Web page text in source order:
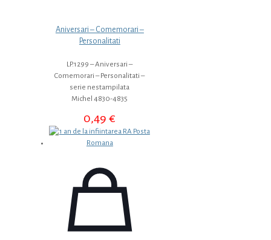
Aniversari – Comemorari –
Personalitati
LP.1299 – Aniversari –
Comemorari – Personalitati –
serie nestampilata
Michel 4830-4835
0,49€